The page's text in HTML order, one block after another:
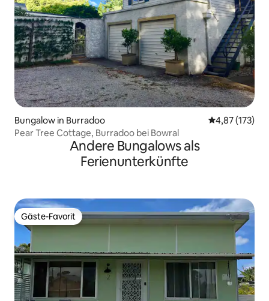
Bungalow in Burradoo
4,87 (173)
Pear Tree Cottage, Burradoo bei Bowral
Andere Bungalows als
Ferienunterkünfte
Gäste-Favorit
Gäste-Favorit